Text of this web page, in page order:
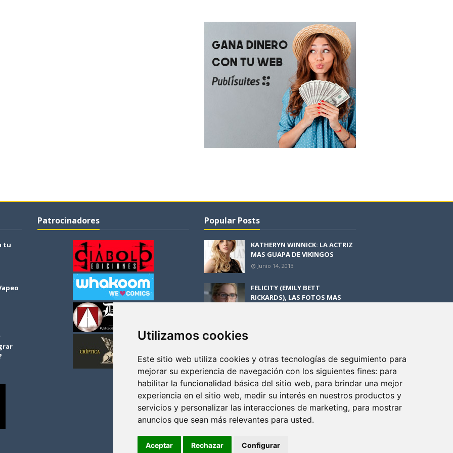
Utilizamos cookies
Este sitio web utiliza cookies y otras tecnologías de seguimiento para
mejorar su experiencia de navegación con los siguientes fines: para
habilitar la funcionalidad básica del sitio web, para brindar una mejor
experiencia en el sitio web, medir su interés en nuestros productos y
servicios y personalizar las interacciones de marketing, para mostrar
anuncios que sean más relevantes para usted.
Aceptar Rechazar Configurar
tu
Patrocinadores Popular Posts
KATHERYN WINNICK: LA ACTRIZ
MAS GUAPA DE VIKINGOS
Junio 14, 2013
FELICITY (EMILY BETT
RICKARDS), LAS FOTOS MAS
HISTORIA. EPISODIO 3. LA
CRITICA
Mayo 17, 2012